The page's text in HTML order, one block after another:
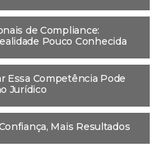
de Compliance:
Pouco Conhecida
Essa Competência Pode
Jurídico
Mais Resultados